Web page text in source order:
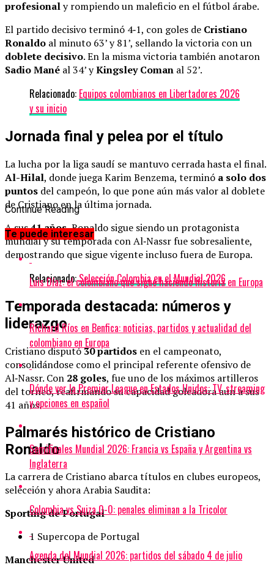
profesionaly rompiendo un maleficio en el fútbol árabe.
El partido decisivo terminó 4‑1, con goles de Cristiano
Ronaldo al minuto 63’ y 81’, sellando la victoria con un
doblete decisivo. En la misma victoria también anotaron
Sadio Mané al 34’ yKingsley Coman al 52’.
Relacionado: Equipos colombianos en Libertadores 2026
y su inicio
Jornada final y pelea por el título
La lucha por la liga saudí se mantuvo cerrada hasta el final.
Al-Hilal, donde juega Karim Benzema, terminó a solo dos
puntos del campeón, lo que pone aún más valor al doblete
de Cristiano en la última jornada.
A sus41 años, Ronaldo sigue siendo un protagonista
mundial y su temporada con Al‑Nassr fue sobresaliente,
demostrando que sigue vigente incluso fuera de Europa.
Relacionado:Selección Colombia en el Mundial 2026
Temporada destacada: números y
liderazgo
Cristiano disputó30 partidos en el campeonato,
consolidándose como el principal referente ofensivo de
Al‑Nassr. Con 28 goles, fue uno de los máximos artilleros
del torneo, reafirmando su capacidad goleadora aun a sus
41 años.
Palmarés histórico de Cristiano
Ronaldo
La carrera de Cristiano abarca títulos en clubes europeos,
selección y ahora Arabia Saudita:
Sporting de Portugal
1 Supercopa de Portugal
Manchester United
Continue Reading
Te puede interesar
Luis Díaz: el colombiano que sigue haciendo historia en Europa
Richard Ríos en Benfica: noticias, partidos y actualidad del
colombiano en Europa
Dónde ver la Premier League en Estados Unidos: TV, streaming
y opciones en español
Semifinales Mundial 2026: Francia vs España y Argentina vs
Inglaterra
Colombia vs Suiza 0-0: penales eliminan a la Tricolor
Agenda del Mundial 2026: partidos del sábado 4 de julio